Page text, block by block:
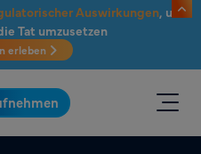
Auswirkungen, um
Tat umzusetzen
erleben